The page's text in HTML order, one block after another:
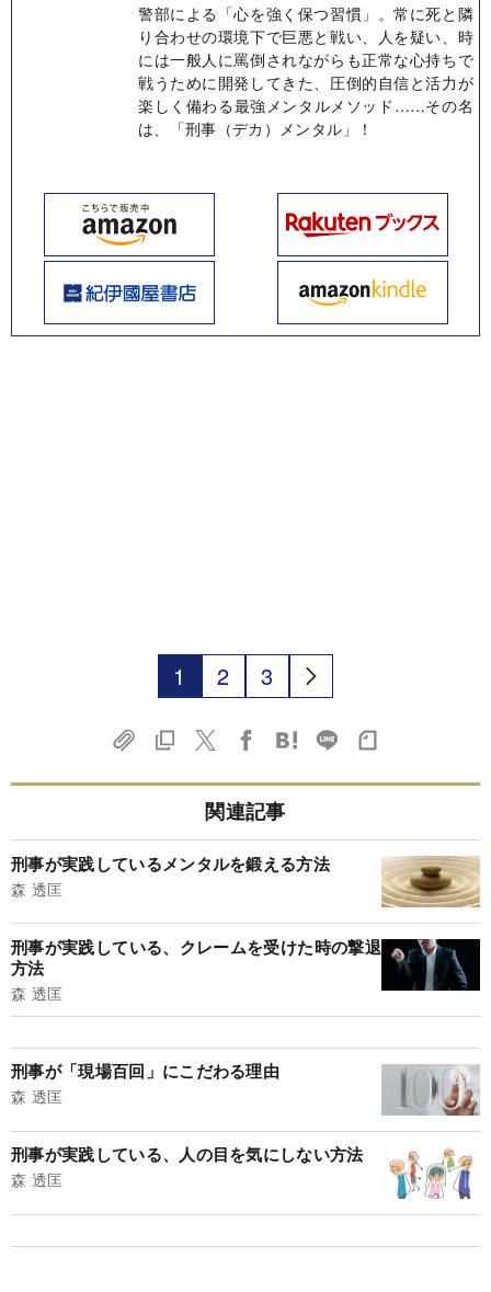
警部による「心を強く保つ習慣」。常に死と隣
り合わせの環境下で巨悪と戦い、人を疑い、時
には一般人に罵倒されながらも正常な心持ちで
戦うために開発してきた、圧倒的自信と活力が
楽しく備わる最強メンタルメソッド……その名
は、「刑事（デカ）メンタル」！
1 2 3
関連記事
刑事が実践しているメンタルを鍛える方法
森 透匡
刑事が実践している、クレームを受けた時の撃退
方法
森 透匡
刑事が「現場百回」にこだわる理由
森 透匡
刑事が実践している、人の目を気にしない方法
森 透匡